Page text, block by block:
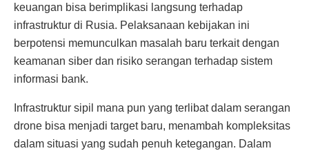
keuangan bisa berimplikasi langsung terhadap
infrastruktur di Rusia. Pelaksanaan kebijakan ini
berpotensi memunculkan masalah baru terkait dengan
keamanan siber dan risiko serangan terhadap sistem
informasi bank.
Infrastruktur sipil mana pun yang terlibat dalam serangan
drone bisa menjadi target baru, menambah kompleksitas
dalam situasi yang sudah penuh ketegangan. Dalam